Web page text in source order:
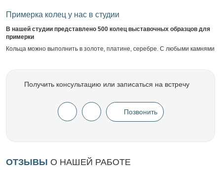
Примерка колец у нас в студии
В нашей студии представлено 500 колец выставочных образцов для
примерки
Кольца можно выполнить в золоте, платине, серебре. С любыми камнями
Получить консультацию или записаться на встречу
Позвонить
ОТЗЫВЫ О НАШЕЙ РАБОТЕ